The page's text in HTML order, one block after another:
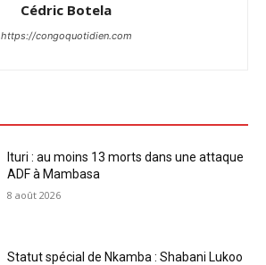
Cédric Botela
https://congoquotidien.com
Ituri : au moins 13 morts dans une attaque
ADF à Mambasa
8 août 2026
Statut spécial de Nkamba : Shabani Lukoo